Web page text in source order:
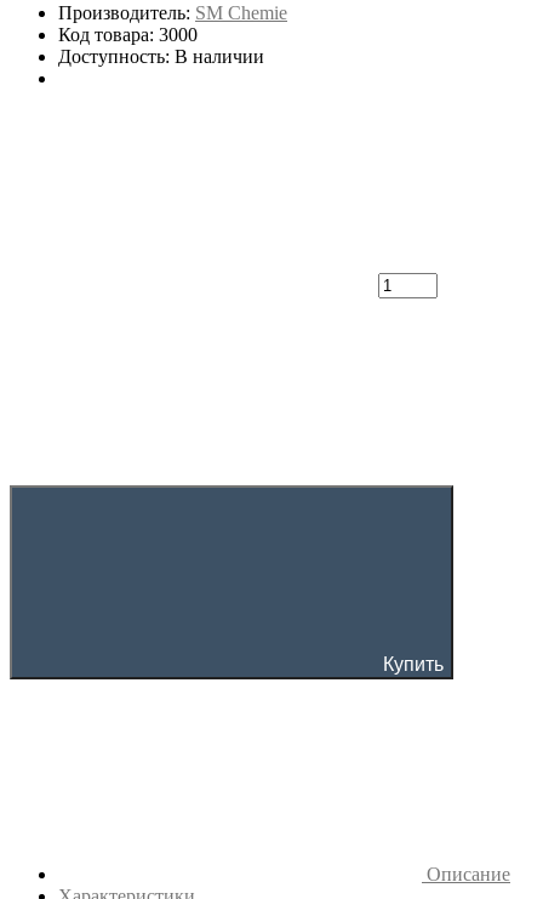
Производитель: SM Chemie
Код товара: 3000
Доступность: В наличии
Купить
Описание